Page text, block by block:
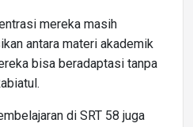
mereka masih
antara materi akademik
bisa beradaptasi tanpa
di SRT 58 juga